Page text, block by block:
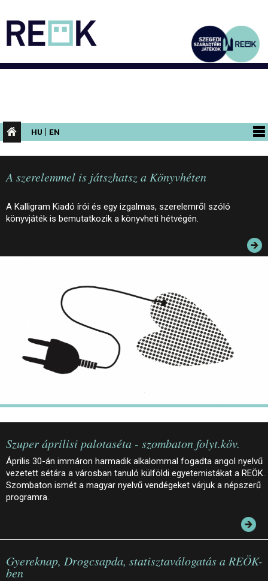
HU | EN
PROGRAMOK
KIÁLLÍTÁSOK
AZ ÉPÜLET
INFORMÁCIÓK
ELÉRHETŐSÉG
PALOTASÉTÁK ÉS VEZETÉSEK
KÖZÉRDEKŰ ADATOK
A szerelemmel is játszhatsz a Könyvhéten
A Kalligram Kiadó írói és egy izgalmas, szerelemről szóló
könyvjáték is bemutatkozik a könyvheti hétvégén.
Szuper áprilisi palotaséta - szombaton folyt.köv.
Április 30-án immáron harmadik alkalommal fogadta angol nyelvű
vezetett sétára a városban tanuló külföldi egyetemistákat a REÖK.
Szombaton ismét a magyar nyelvű vendégeket várjuk a népszerű
programra.
Gyereknap, Drogcsapda, statisztaválogatás a REÖK-
ben